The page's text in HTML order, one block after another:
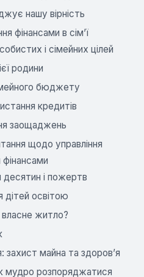
нашу вірність
фінансами в сім’ї
і сімейних цілей
родини
бюджету
кредитів
заощаджень
щодо управління
десятин і пожертв
дітей освітою
власне житло?
захист майна та здоров’я
мудро розпоряджатися